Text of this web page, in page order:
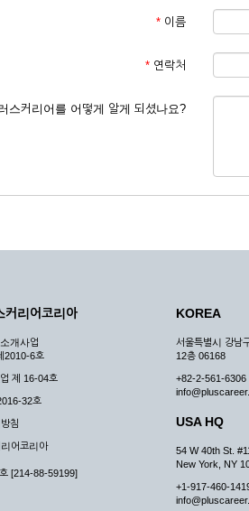
입력한 ID는 변경할 수 없으며, 회원 1인당 한
래의 각 호에 해당하는 이용자에 대하여는 가입
를 허위로 기재하여 신청할 경우
정한 제반 사항을 위반하며 신청하는 경우
, 교체 및 고장, 기술적인 이유, 국가비상사태,
서비스를 제공할 수 없는 합당한 사유가 발생한
2항 및 제 3항의 사유로 서비스의 제공이 일시
의무
의 의무)
별한 사정이 없는 한 이용자가 신청한 후 즉시 서
용자의 개인 신상 정보를 본인의 승낙 없이 타인
* 이름
* 연락처
스커리어를 어떻게 알게 되셨나요?
커리어코리아
개사업
2010-6호
제 16-04호
32호
침
어코리아
[214-88-59199]
KOREA
서울특별시 강남
12층 06168
+82-2-561-6306
USA HQ
54 W 40th St.
New York, NY
+1-917-460-